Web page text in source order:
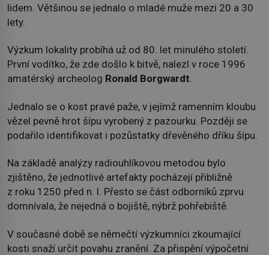
lidem. Většinou se jednalo o mladé muže mezi 20 a 30
lety.
Výzkum lokality probíhá už od 80. let minulého století.
První vodítko, že zde došlo k bitvě, nalezl v roce 1996
amatérský archeolog Ronald Borgwardt.
Jednalo se o kost pravé paže, v jejímž ramenním kloubu
vězel pevně hrot šípu vyrobený z pazourku. Později se
podařilo identifikovat i pozůstatky dřevěného dříku šípu.
Na základě analýzy radiouhlíkovou metodou bylo
zjištěno, že jednotlivé artefakty pocházejí přibližně
z roku 1250 před n. l. Přesto se část odborníků zprvu
domnívala, že nejedná o bojiště, nýbrž pohřebiště.
V současné době se němečtí výzkumníci zkoumající
kosti snaží určit povahu zranění. Za přispění výpočetní